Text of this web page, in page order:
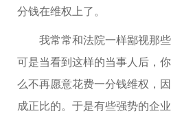
分钱在维权上了。
我常常和法院一样鄙视那些
可是当看到这样的当事人后，
么不再愿意花费一分钱维权，
成正比的。于是有些强势的企